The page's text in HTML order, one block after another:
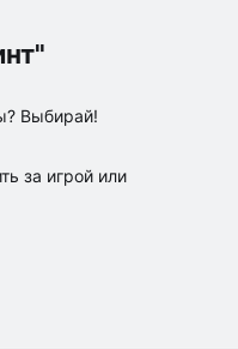
Выбирай!
за игрой или